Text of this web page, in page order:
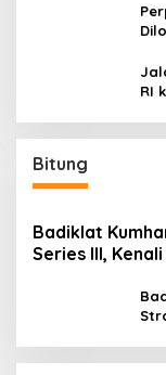
RI
Bitung
Badiklat
Series III,